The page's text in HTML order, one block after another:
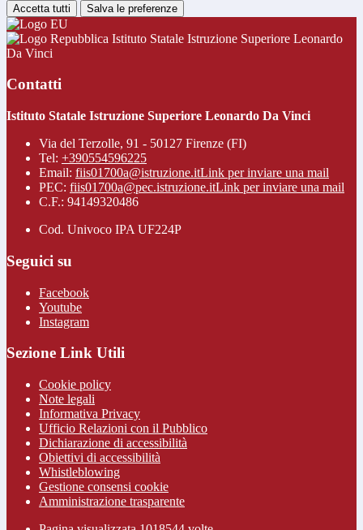
Accetta tutti Salva le preferenze
Istituto Statale Istruzione Superiore Leonardo
Da Vinci
Contatti
Istituto Statale Istruzione Superiore Leonardo Da Vinci
Via del Terzolle, 91 - 50127 Firenze (FI)
Tel: +390554596225
Email: fiis01700a@istruzione.itLink per inviare una mail
PEC: fiis01700a@pec.istruzione.itLink per inviare una mail
C.F.: 94149320486
Cod. Univoco IPA UF224P
Seguici su
Facebook
Youtube
Instagram
Sezione Link Utili
Cookie policy
Note legali
Informativa Privacy
Ufficio Relazioni con il Pubblico
Dichiarazione di accessibilità
Obiettivi di accessibilità
Whistleblowing
Gestione consensi cookie
Amministrazione trasparente